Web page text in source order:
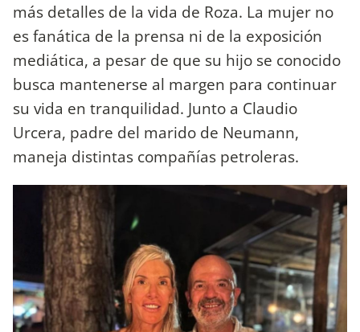
más detalles de la vida de Roza. La mujer no
es fanática de la prensa ni de la exposición
mediática, a pesar de que su hijo se conocido
busca mantenerse al margen para continuar
su vida en tranquilidad. Junto a Claudio
Urcera, padre del marido de Neumann,
maneja distintas compañías petroleras.